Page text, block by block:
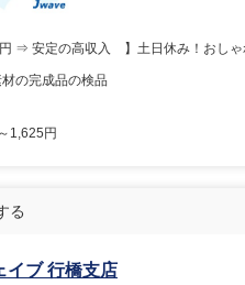
⇒ 安定の高収入 】土日休み！おしゃ
の完成品の検品
1,625円
る
イブ 行橋支店